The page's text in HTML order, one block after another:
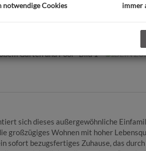
sich dieses außergewöhnliche
großzügiges Wohnen mit hoher
sofort bezugsfertiges Zuhause, das durch
notwendige Cookies immer